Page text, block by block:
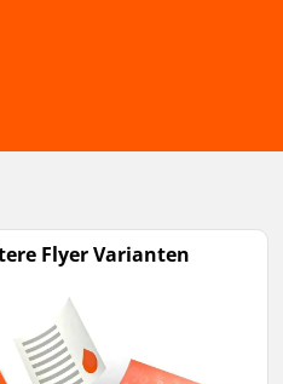
Flyer Varianten